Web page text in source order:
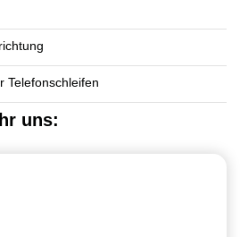
Telefonschleifen
uns: